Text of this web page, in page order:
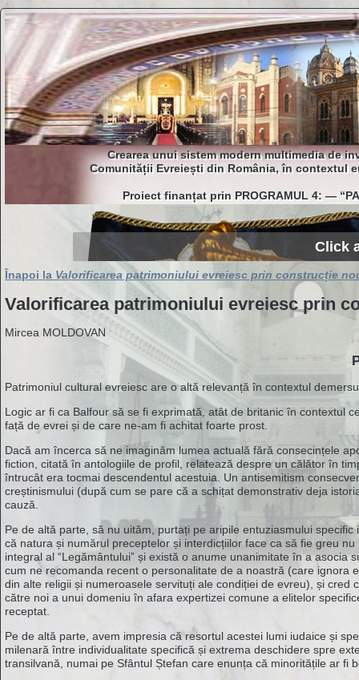
Crearea unui sistem modern multimedia de
Comunității Evreiești din România, în contextul
Proiect finanțat prin PROGRAMUL 4: —
Comunitati
Domenii
Personalitati
Patrimoniu
Lacasuri de cult
Click
Înapoi la Valorificarea patrimoniului evreiesc prin construcție
Valorificarea patrimoniului evreiesc prin
Mircea MOLDOVAN
Patrimoniul cultural evreiesc are o altă relevanță în contextul
Logic ar fi ca Balfour să se fi exprimată, atât de britanic în contextul
față de evrei și de care ne-am fi achitat foarte prost.
Dacă am încerca să ne imaginăm lumea actuală fără consecințele
fiction, citată în antologiile de profil, relatează despre un călător în
întrucât era tocmai descendentul acestuia. Un antisemitism
creștinismului (după cum se pare că a schițat demonstrativ deja
cauză.
Pe de altă parte, să nu uităm, purtați pe aripile entuziasmului
că natura și numărul preceptelor și interdicțiilor face ca să fie greu
integral al “Legământului” și există o anume unanimitate în a asocia
cum ne recomanda recent o personalitate de a noastră (care ignora
din alte religii și numeroasele servituți ale condiției de evreu), și
către noi a unui domeniu în afara expertizei comune a elitelor
receptat.
Pe de altă parte, avem impresia că resortul acestei lumi iudaice și
milenară între individualitate specifică și extrema deschidere spre
transilvană, numai pe Sfântul Ștefan care enunța că minoritățile ar fi